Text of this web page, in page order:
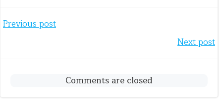
Post
Previous post
navigation
Next post
Comments are closed